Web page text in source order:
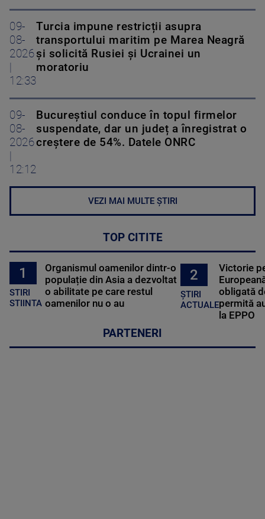
09-
08-
2026
12:33
Turcia impune restricții asupra
transportului maritim pe Marea Neagră
și solicită Rusiei și Ucrainei un
moratoriu
09-
08-
2026
12:12
Bucureștiul conduce în topul firmelor
suspendate, dar un județ a înregistrat o
creștere de 54%. Datele ONRC
VEZI MAI MULTE ȘTIRI
TOP CITITE
1
STIRI
STIINTA
Organismul oamenilor dintr-o
populație din Asia a dezvoltat
o abilitate pe care restul
oamenilor nu o au
2
ȘTIRI
ACTUALE
Victorie
obligată
permită
la EPPO
PARTENERI